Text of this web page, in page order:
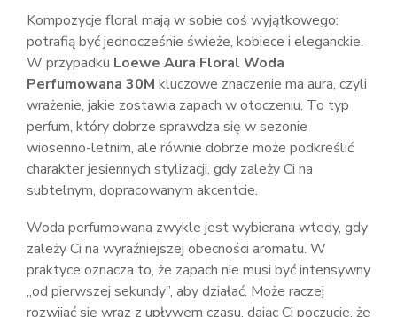
Kompozycje floral mają w sobie coś wyjątkowego:
potrafią być jednocześnie świeże, kobiece i eleganckie.
W przypadku Loewe Aura Floral Woda
Perfumowana 30M kluczowe znaczenie ma aura, czyli
wrażenie, jakie zostawia zapach w otoczeniu. To typ
perfum, który dobrze sprawdza się w sezonie
wiosenno-letnim, ale równie dobrze może podkreślić
charakter jesiennych stylizacji, gdy zależy Ci na
subtelnym, dopracowanym akcentcie.
Woda perfumowana zwykle jest wybierana wtedy, gdy
zależy Ci na wyraźniejszej obecności aromatu. W
praktyce oznacza to, że zapach nie musi być intensywny
„od pierwszej sekundy”, aby działać. Może raczej
rozwijać się wraz z upływem czasu, dając Ci poczucie, że